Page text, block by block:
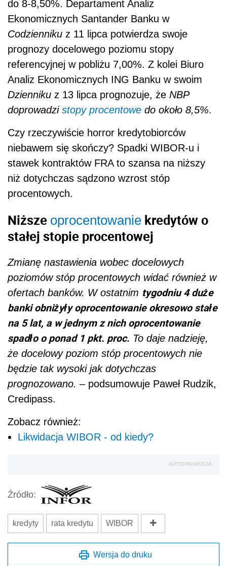
do 8-8,50%. Departament Analiz
Ekonomicznych Santander Banku w
Codzienniku z 11 lipca potwierdza swoje
prognozy docelowego poziomu stopy
referencyjnej w pobliżu 7,00%. Z kolei Biuro
Analiz Ekonomicznych ING Banku w swoim
Dzienniku z 13 lipca prognozuje, że NBP
doprowadzi stopy procentowe do około 8,5%.
Czy rzeczywiście horror kredytobiorców
niebawem się skończy? Spadki WIBOR-u i
stawek kontraktów FRA to szansa na niższy
niż dotychczas sądzono wzrost stóp
procentowych.
Niższe oprocentowanie kredytów o
stałej stopie procentowej
Zmianę nastawienia wobec docelowych
poziomów stóp procentowych widać również w
ofertach banków. W ostatnim tygodniu 4 duże
banki obniżyły oprocentowanie okresowo stałe
na 5 lat, a w jednym z nich oprocentowanie
spadło o ponad 1 pkt. proc. To daje nadzieję,
że docelowy poziom stóp procentowych nie
będzie tak wysoki jak dotychczas
prognozowano. – podsumowuje Paweł Rudzik,
Credipass.
Zobacz również:
Likwidacja WIBOR - od kiedy?
AUTOPROMOCJA
Źródło:
kredyty rata kredytu WIBOR
Wersja do druku